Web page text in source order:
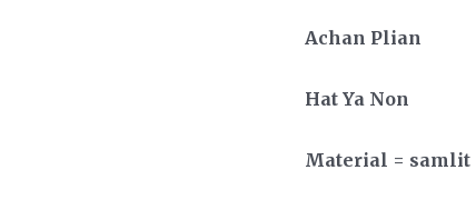
Achan Plian
Hat Ya Non
Material = samlit